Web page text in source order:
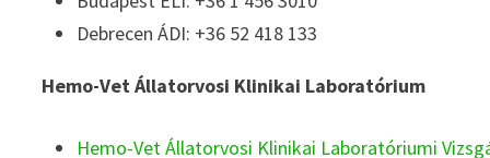
Debrecen ÁDI: +36 52 418 133
Hemo-Vet Állatorvosi Klinikai Laboratórium
Hemo-Vet Állatorvosi Klinikai Laboratóriumi